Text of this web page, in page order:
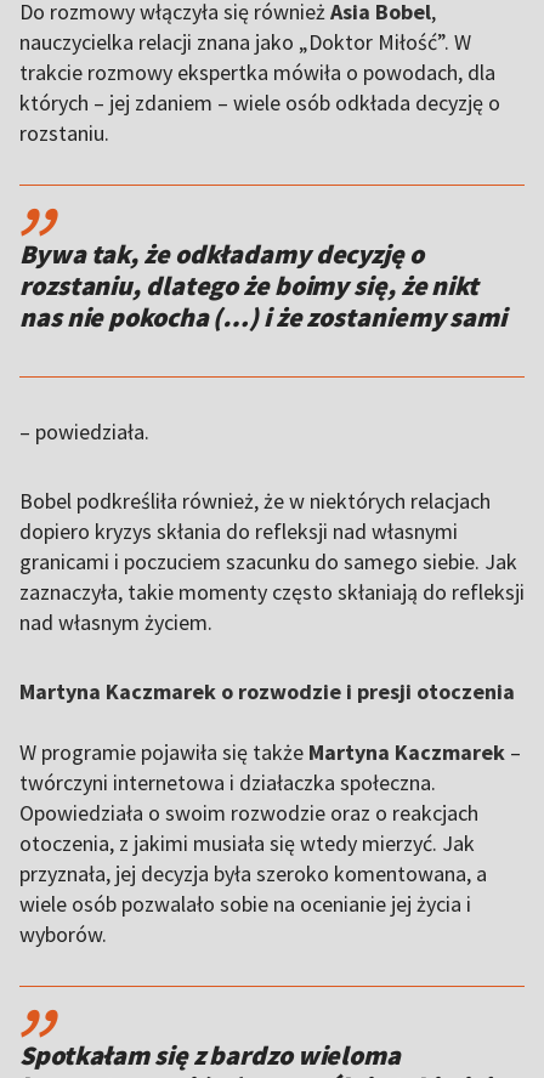
Do rozmowy włączyła się równieżAsia Bobel,
nauczycielka relacji znana jako „Doktor Miłość”. W
trakcie rozmowy ekspertka mówiła o powodach, dla
których – jej zdaniem – wiele osób odkłada decyzję o
rozstaniu.
,,
Bywa tak, że odkładamy decyzję o
rozstaniu, dlatego że boimy się, że nikt
nas nie pokocha (…) i że zostaniemy sami
– powiedziała.
Bobel podkreśliła również, że w niektórych relacjach
dopiero kryzys skłania do refleksji nad własnymi
granicami i poczuciem szacunku do samego siebie. Jak
zaznaczyła, takie momenty często skłaniają do refleksji
nad własnym życiem.
Martyna Kaczmarek o rozwodzie i presji otoczenia
W programie pojawiła się także Martyna Kaczmarek –
twórczyni internetowa i działaczka społeczna.
Opowiedziała o swoim rozwodzie oraz o reakcjach
otoczenia, z jakimi musiała się wtedy mierzyć. Jak
przyznała, jej decyzja była szeroko komentowana, a
wiele osób pozwalało sobie na ocenianie jej życia i
wyborów.
,,
Spotkałam się z bardzo wieloma